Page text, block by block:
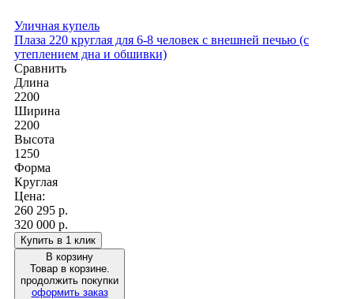
Уличная купель
Плаза 220 круглая для 6-8 человек с внешней печью (с
утеплением дна и обшивки)
Сравнить
Длина
2200
Ширина
2200
Высота
1250
Форма
Круглая
Цена:
260 295 р.
320 000 р.
Купить в 1 клик
В корзину
Товар в корзине.
продолжить покупки
оформить заказ